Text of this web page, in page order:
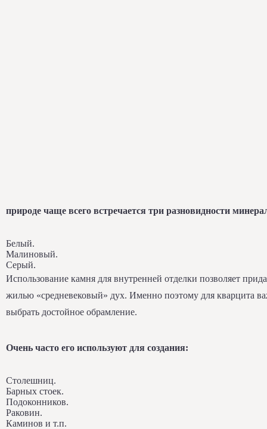
природе чаще всего встречается три разновидности
Белый.
Малиновый.
Серый.
Использование камня для внутренней отделки позволяет
жилью «средневековый» дух. Именно поэтому для кварцита
выбрать достойное обрамление.
Очень часто его используют для создания:
Столешниц.
Барных стоек.
Подоконников.
Раковин.
Каминов и т.п.